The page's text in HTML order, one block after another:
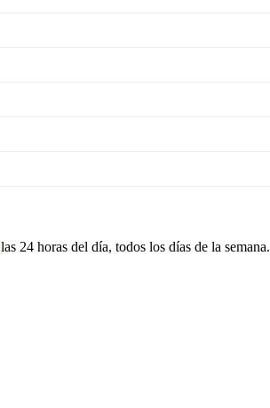
las 24 horas del día, todos los días de la semana.